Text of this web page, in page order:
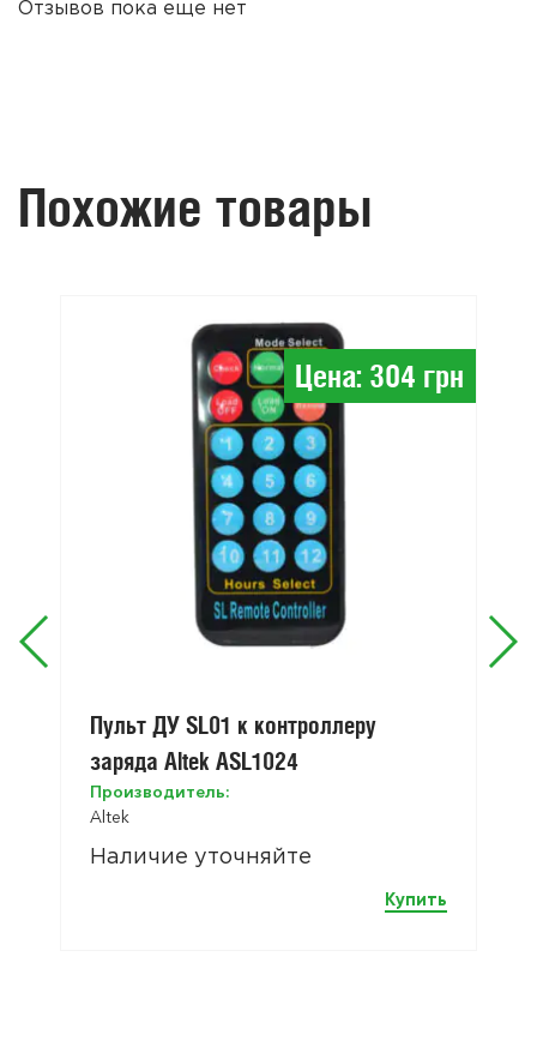
Отзывов пока еще нет
Похожие товары
Цена: 304 грн
Пульт ДУ SL01 к контроллеру
заряда Altek ASL1024
Производитель:
Altek
Наличие уточняйте
Купить